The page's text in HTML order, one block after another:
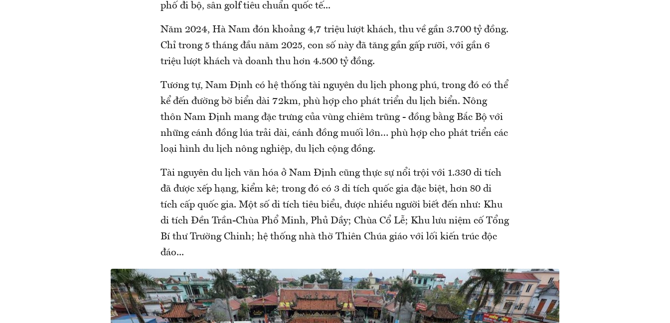
phố đi bộ, sân golf tiêu chuẩn quốc tế...
Năm 2024, Hà Nam đón khoảng 4,7 triệu lượt khách, thu về gần 3.700 tỷ đồng.
Chỉ trong 5 tháng đầu năm 2025, con số này đã tăng gần gấp rưỡi, với gần 6
triệu lượt khách và doanh thu hơn 4.500 tỷ đồng.
Tương tự, Nam Định có hệ thống tài nguyên du lịch phong phú, trong đó có thể
kể đến đường bờ biển dài 72km, phù hợp cho phát triển du lịch biển. Nông
thôn Nam Định mang đặc trưng của vùng chiêm trũng - đồng bằng Bắc Bộ với
những cánh đồng lúa trải dài, cánh đồng muối lớn… phù hợp cho phát triển các
loại hình du lịch nông nghiệp, du lịch cộng đồng.
Tài nguyên du lịch văn hóa ở Nam Định cũng thực sự nổi trội với 1.330 di tích
đã được xếp hạng, kiểm kê; trong đó có 3 di tích quốc gia đặc biệt, hơn 80 di
tích cấp quốc gia. Một số di tích tiêu biểu, được nhiều người biết đến như: Khu
di tích Đền Trần-Chùa Phổ Minh, Phủ Dầy; Chùa Cổ Lễ; Khu lưu niệm cố Tổng
Bí thư Trường Chinh; hệ thống nhà thờ Thiên Chúa giáo với lối kiến trúc độc
đáo...